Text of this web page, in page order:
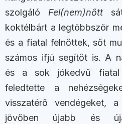
szolgáló Fel(nem)nőtt
koktélbárt a legtöbbször
és a fiatal felnőttek, sőt
számos ifjú segítőt is. A
és a sok jókedvű
feledtette a
visszatérő vendégeket,
jövőben újabb és